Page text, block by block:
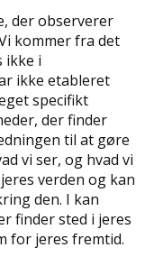
der observerer
kommer fra det
ikke i
ikke etableret
specifikt
der finder
til at gøre
vi ser, og hvad vi
verden og kan
den. I kan
finder sted i jeres
for jeres fremtid.